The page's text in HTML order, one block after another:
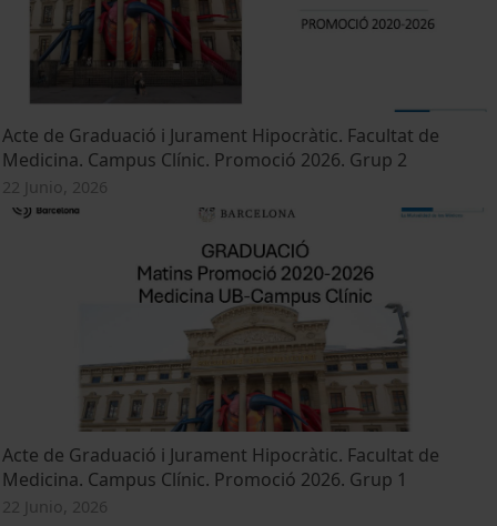
Acte de Graduació i Jurament Hipocràtic. Facultat de
Medicina. Campus Clínic. Promoció 2026. Grup 2
22 Junio, 2026
Acte de Graduació i Jurament Hipocràtic. Facultat de
Medicina. Campus Clínic. Promoció 2026. Grup 1
22 Junio, 2026